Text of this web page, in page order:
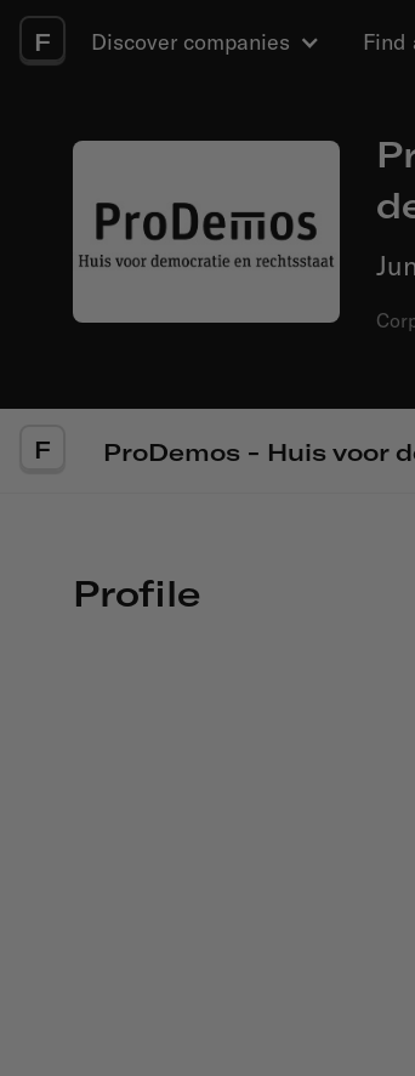
F Discover companies Find
F ProDemos - Huis voor
Profile